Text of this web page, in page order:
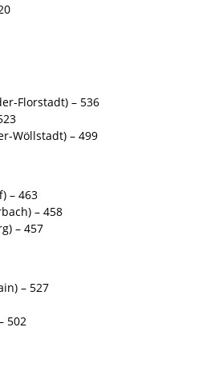
Florstadt) – 536
Wöllstadt) – 499
– 463
– 458
– 457
– 527
502